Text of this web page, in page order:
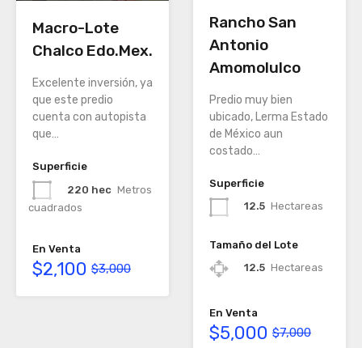
Macro-Lote
Chalco Edo.Mex.
Excelente inversión, ya
que este predio
cuenta con autopista
que…
Superficie
220 hec Metros
cuadrados
En Venta
$2,100 $3,000
Rancho San
Antonio
Amomolulco
Predio muy bien
ubicado, Lerma Estado
de México aun
costado…
Superficie
12.5 Hectareas
Tamaño del Lote
12.5 Hectareas
En Venta
$5,000 $7,000